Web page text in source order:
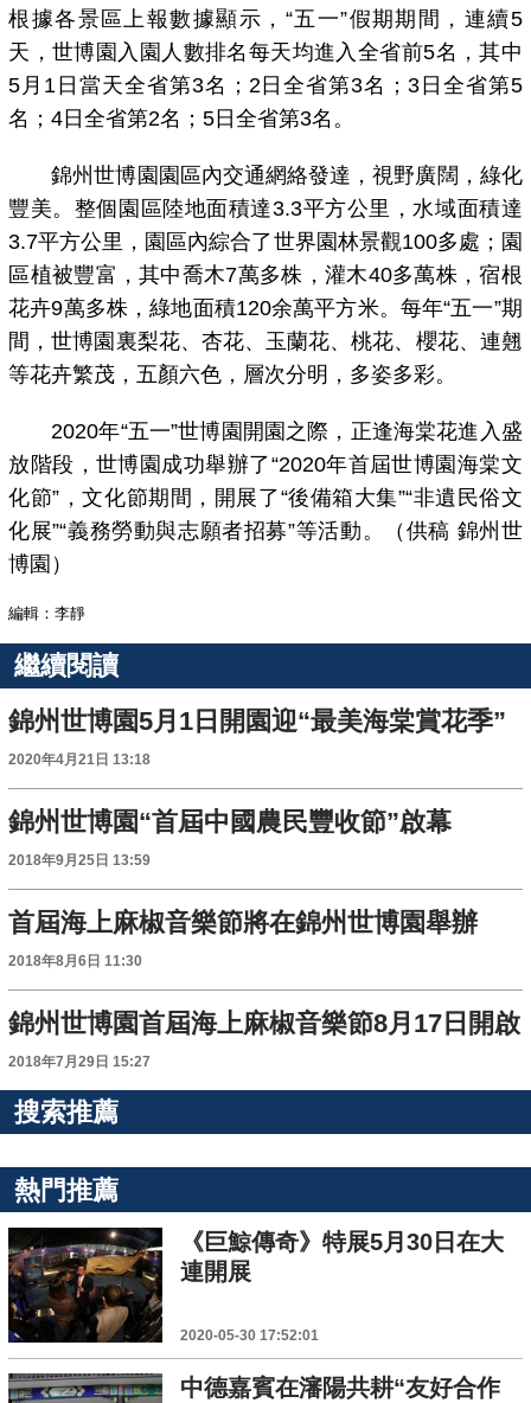
根據各景區上報數據顯示，“五一”假期期間，連續5
天，世博園入園人數排名每天均進入全省前5名，其中
5月1日當天全省第3名；2日全省第3名；3日全省第5
名；4日全省第2名；5日全省第3名。
錦州世博園園區內交通網絡發達，視野廣闊，綠化
豐美。整個園區陸地面積達3.3平方公里，水域面積達
3.7平方公里，園區內綜合了世界園林景觀100多處；園
區植被豐富，其中喬木7萬多株，灌木40多萬株，宿根
花卉9萬多株，綠地面積120余萬平方米。每年“五一”期
間，世博園裏梨花、杏花、玉蘭花、桃花、櫻花、連翹
等花卉繁茂，五顏六色，層次分明，多姿多彩。
2020年“五一”世博園開園之際，正逢海棠花進入盛
放階段，世博園成功舉辦了“2020年首屆世博園海棠文
化節”，文化節期間，開展了“後備箱大集”“非遺民俗文
化展”“義務勞動與志願者招募”等活動。（供稿 錦州世
博園）
編輯：李靜
繼續閱讀
錦州世博園5月1日開園迎“最美海棠賞花季”
2020年4月21日 13:18
錦州世博園“首屆中國農民豐收節”啟幕
2018年9月25日 13:59
首屆海上麻椒音樂節將在錦州世博園舉辦
2018年8月6日 11:30
錦州世博園首屆海上麻椒音樂節8月17日開啟
2018年7月29日 15:27
搜索推薦
熱門推薦
《巨鯨傳奇》特展5月30日在大
連開展
2020-05-30 17:52:01
中德嘉賓在瀋陽共耕“友好合作